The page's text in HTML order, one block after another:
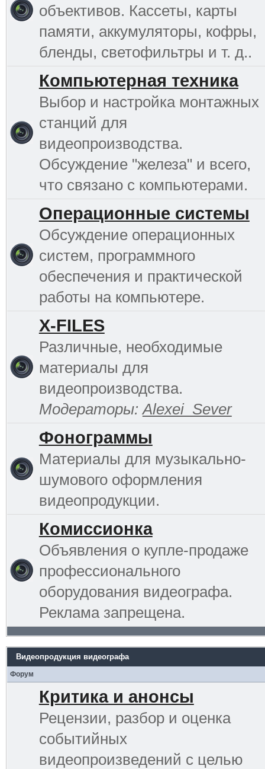
объективов. Кассеты, карты
памяти, аккумуляторы, кофры,
бленды, светофильтры и т. д..
Компьютерная техника
Выбор и настройка монтажных
станций для
видеопроизводства.
Обсуждение "железа" и всего,
что связано с компьютерами.
Операционные системы
Обсуждение операционных
систем, программного
обеспечения и практической
работы на компьютере.
Х-FILES
Различные, необходимые
материалы для
видеопроизводства.
Модераторы:Alexei_Sever
Фонограммы
Материалы для музыкально-
шумового оформления
видеопродукции.
Комиссионка
Объявления о купле-продаже
профессионального
оборудования видеографа.
Реклама запрещена.
Видеопродукция видеографа
Форум
Критика и анонсы
Рецензии, разбор и оценка
событийных
видеопроизведений с целью